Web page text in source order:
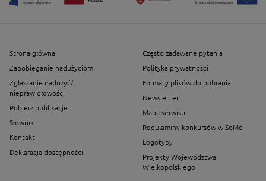
Strona główna
Zapobieganie nadużyciom
Zgłaszanie nadużyć/
nieprawidłowości
Pobierz publikacje
Słownik
Kontakt
Deklaracja dostępności
Często zadawane pytania
Polityka prywatności
Formaty plików do pobrania
Newsletter
Mapa serwisu
Regulaminy konkursów w SoMe
Logotypy
Projekty Województwa
Wielkopolskiego